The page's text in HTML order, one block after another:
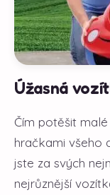
Úžasná
Čím potěšit
hračkami všeho
jste za svých
nejrůznější